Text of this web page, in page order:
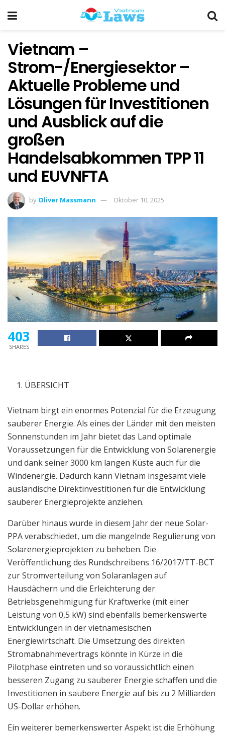
Vietnam –
Strom-/Energiesektor –
Aktuelle Probleme und
Lösungen für Investitionen
und Ausblick auf die
großen
Handelsabkommen TPP 11
und EUVNFTA
by Oliver Massmann Oktober 10, 2025
403
SHARES
ÜBERSICHT
Vietnam birgt ein enormes Potenzial für die Erzeugung
sauberer Energie. Als eines der Länder mit den meisten
Sonnenstunden im Jahr bietet das Land optimale
Voraussetzungen für die Entwicklung von Solarenergie
und dank seiner 3000 km langen Küste auch für die
Windenergie. Dadurch kann Vietnam insgesamt viele
ausländische Direktinvestitionen für die Entwicklung
sauberer Energieprojekte anziehen.
Darüber hinaus wurde in diesem Jahr der neue Solar-
PPA verabschiedet, um die mangelnde Regulierung von
Solarenergieprojekten zu beheben. Die
Veröffentlichung des Rundschreibens 16/2017/TT-BCT
zur Stromverteilung von Solaranlagen auf
Hausdächern und die Erleichterung der
Betriebsgenehmigung für Kraftwerke (mit einer
Leistung von 0,5 kW) sind ebenfalls bemerkenswerte
Entwicklungen in der vietnamesischen
Energiewirtschaft. Die Umsetzung des direkten
Stromabnahmevertrags könnte in Kürze in die
Pilotphase eintreten und so voraussichtlich einen
besseren Zugang zu sauberer Energie schaffen und die
Investitionen in saubere Energie auf bis zu 2 Milliarden
US-Dollar erhöhen.
Ein weiterer bemerkenswerter Aspekt ist die Erhöhung